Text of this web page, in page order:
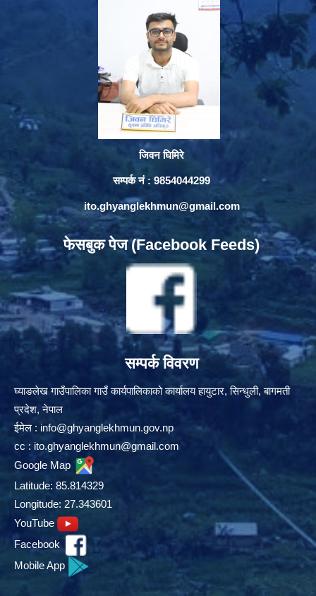
जिवन घिमिरे
सम्पर्क नं : 9854044299
ito.ghyanglekhmun@gmail.com
फेसबुक पेज (Facebook Feeds)
सम्पर्क विवरण
घ्याङलेख गाउँपालिका गाउँ कार्यपालिकाको कार्यालय हायुटार, सिन्धुली, बागमती
प्रदेश, नेपाल
ईमेल : info@ghyanglekhmun.gov.np
cc : ito.ghyanglekhmun@gmail.com
Google Map
Latitude: 85.814329
Longitude: 27.343601
YouTube
Facebook
Mobile App